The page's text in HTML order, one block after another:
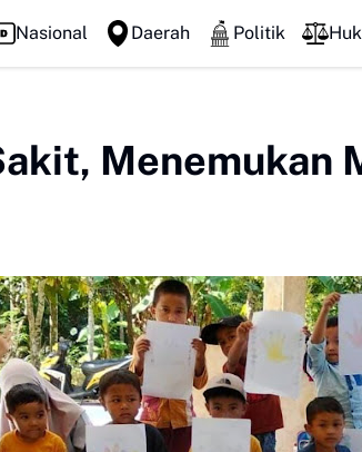
Nasional Daerah Politik
Menemukan